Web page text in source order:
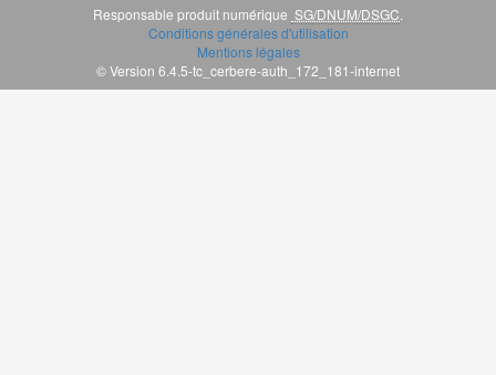
Responsable produit numérique SG/DNUM/DSGC
Conditions générales d'utilisation
Mentions légales
© Version 6.4.5-tc_cerbere-auth_172_181-internet